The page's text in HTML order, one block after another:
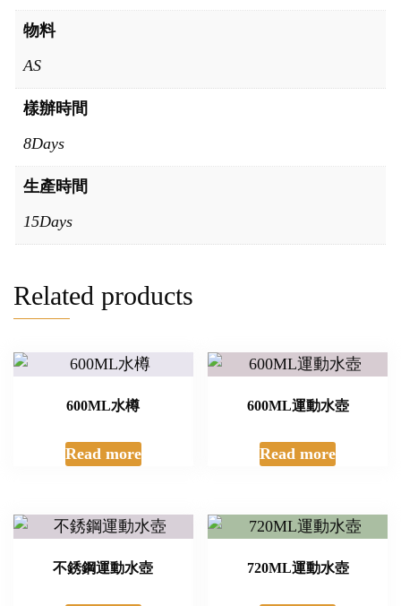
物料
AS
樣辦時間
8Days
生產時間
15Days
Related products
600ML水樽
Read more
600ML運動水壺
Read more
不銹鋼運動水壺 720ML運動水壺